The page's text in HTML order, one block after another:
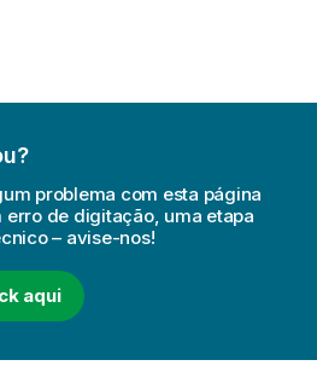
problema com esta página
erro de digitação, uma etapa
– avise-nos!
aqui